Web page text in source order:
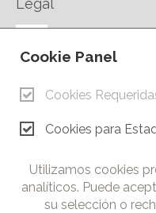
AVISO LEGAL
CONTACTO
Cámara de Comercio e
derechos reservados.
de los contenidos de esta
Cookie Panel
Cookies
Cookies para
Utilizamos cookies
analíticos. Puede
su selección o